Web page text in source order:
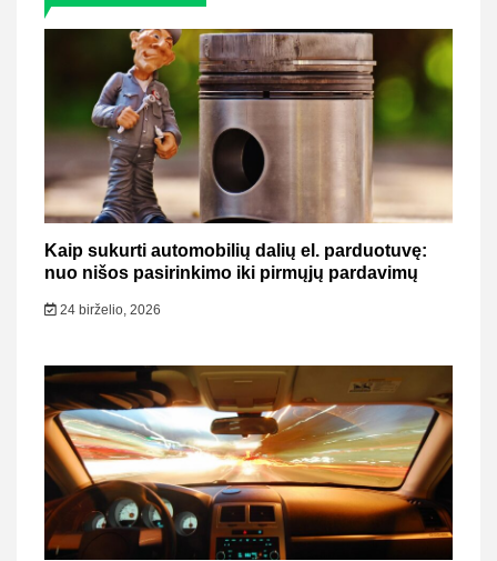
Kaip sukurti automobilių dalių el. parduotuvę:
nuo nišos pasirinkimo iki pirmųjų pardavimų
24 birželio, 2026